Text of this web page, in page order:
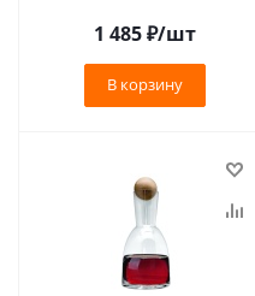
1 485₽/шт
В корзину